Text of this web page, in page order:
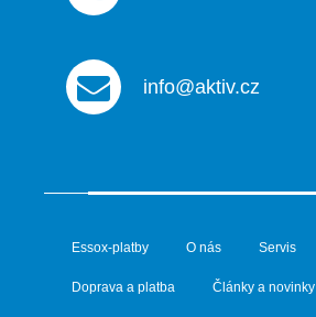
info@aktiv.cz
Essox-platby O nás Servis
Doprava a platba Články a novinky